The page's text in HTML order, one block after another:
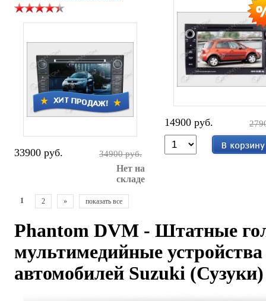
33900 руб. 34900 руб.
Нет на
складе
14900 руб.
1 2 » показать все
Phantom DVM - Штатные
мультимедийные
автомобилей Suzuki (Сузуки)